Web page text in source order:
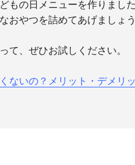
もの日メニューを作りまし
おやつを詰めてあげましょう
て、ぜひお試しください。
ないの？メリット・デメリ